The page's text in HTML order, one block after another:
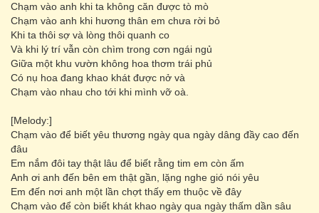
Chạm vào anh khi ta không căn được tò mò
Chạm vào anh khi hương thân em chưa rời bỏ
Khi ta thôi sợ và lòng thôi quanh co
Và khi lý trí vẫn còn chìm trong cơn ngái ngủ
Giữa một khu vườn không hoa thơm trái phủ
Có nụ hoa đang khao khát được nở và
Chạm vào nhau cho tới khi mình vỡ oà.
[Melody:]
Chạm vào để biết yêu thương ngày qua ngày dâng đầy cao đến
đâu
Em nắm đôi tay thật lâu để biết rằng tim em còn ấm
Anh ơi anh đến bên em thật gần, lặng nghe gió nói yêu
Em đến nơi anh một lần chợt thấy em thuộc về đây
Chạm vào để còn biết khát khao ngày qua ngày thấm dần sâu